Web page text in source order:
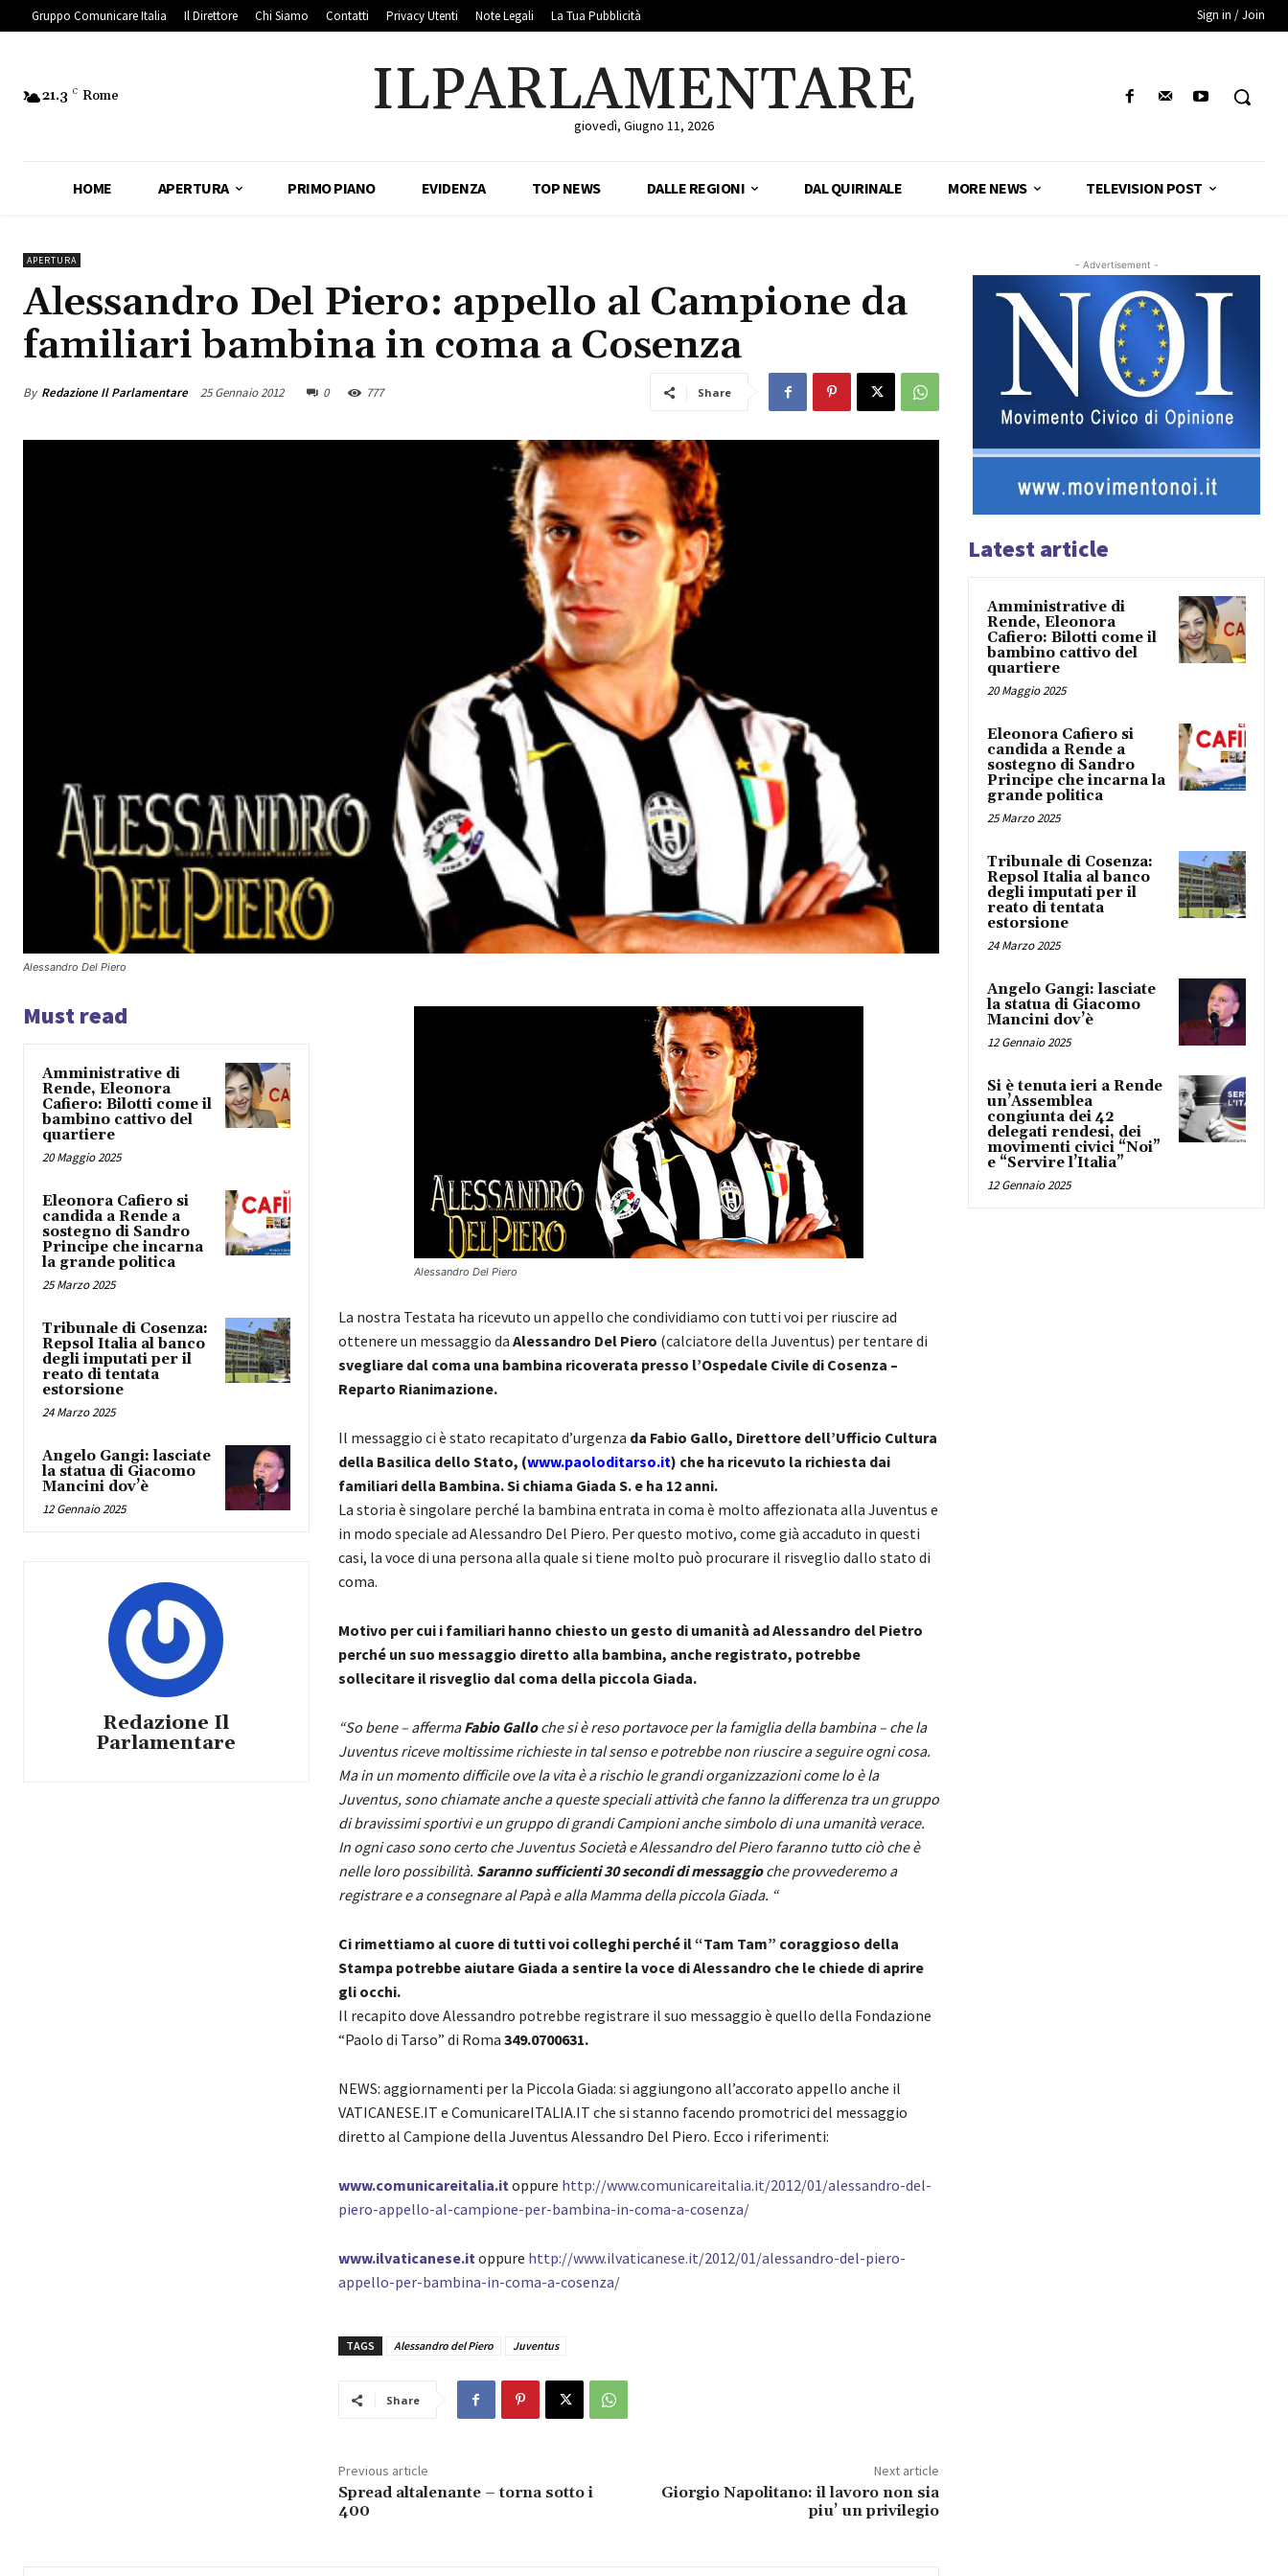
Gruppo Comunicare Italia Il Direttore Chi Siamo Contatti Privacy Utenti Note Legali La Tua Pubblicità Sign in / Join
21.3 C Rome ILPARLAMENTARE
giovedì, Giugno 11, 2026
HOME APERTURA PRIMO PIANO EVIDENZA TOP NEWS DALLE REGIONI DAL QUIRINALE MORE NEWS TELEVISION POST
APERTURA
Alessandro Del Piero: appello al Campione da
familiari bambina in coma a Cosenza
By Redazione Il Parlamentare 25 Gennaio 2012 0 777 Share
Alessandro Del Piero
Must read
Amministrative di
Rende, Eleonora
Cafiero: Bilotti come il
bambino cattivo del
quartiere
20 Maggio 2025
Eleonora Cafiero si
candida a Rende a
sostegno di Sandro
Principe che incarna
la grande politica
25 Marzo 2025
Tribunale di Cosenza:
Repsol Italia al banco
degli imputati per il
reato di tentata
estorsione
24 Marzo 2025
Angelo Gangi: lasciate
la statua di Giacomo
Mancini dov’è
12 Gennaio 2025
Redazione Il
Parlamentare
Alessandro Del Piero
La nostra Testata ha ricevuto un appello che condividiamo con tutti voi per riuscire ad
ottenere un messaggio da Alessandro Del Piero (calciatore della Juventus) per tentare di
svegliare dal coma una bambina ricoverata presso l’Ospedale Civile di Cosenza –
Reparto Rianimazione.
Il messaggio ci è stato recapitato d’urgenza da Fabio Gallo, Direttore dell’Ufficio Cultura
della Basilica dello Stato, (www.paoloditarso.it) che ha ricevuto la richiesta dai
familiari della Bambina. Si chiama Giada S. e ha 12 anni.
La storia è singolare perché la bambina entrata in coma è molto affezionata alla Juventus e
in modo speciale ad Alessandro Del Piero. Per questo motivo, come già accaduto in questi
casi, la voce di una persona alla quale si tiene molto può procurare il risveglio dallo stato di
coma.
Motivo per cui i familiari hanno chiesto un gesto di umanità ad Alessandro del Pietro
perché un suo messaggio diretto alla bambina, anche registrato, potrebbe
sollecitare il risveglio dal coma della piccola Giada.
“So bene – affermaFabio Galloche si è reso portavoce per la famiglia della bambina – che la
Juventus riceve moltissime richieste in tal senso e potrebbe non riuscire a seguire ogni cosa.
Ma in un momento difficile ove la vita è a rischio le grandi organizzazioni come lo è la
Juventus, sono chiamate anche a queste speciali attività che fanno la differenza tra un gruppo
di bravissimi sportivi e un gruppo di grandi Campioni anche simbolo di una umanità verace.
In ogni caso sono certo che Juventus Società e Alessandro del Piero faranno tutto ciò che è
nelle loro possibilità. Saranno sufficienti 30 secondi di messaggioche provvederemo a
registrare e a consegnare al Papà e alla Mamma della piccola Giada. “
Ci rimettiamo al cuore di tutti voi colleghi perché il “Tam Tam” coraggioso della
Stampa potrebbe aiutare Giada a sentire la voce di Alessandro che le chiede di aprire
gli occhi.
Il recapito dove Alessandro potrebbe registrare il suo messaggio è quello della Fondazione
“Paolo di Tarso” di Roma 349.0700631.
NEWS: aggiornamenti per la Piccola Giada: si aggiungono all’accorato appello anche il
VATICANESE.IT e ComunicareITALIA.IT che si stanno facendo promotrici del messaggio
diretto al Campione della Juventus Alessandro Del Piero. Ecco i riferimenti:
www.comunicareitalia.itoppure http://www.comunicareitalia.it/2012/01/alessandro-del-
piero-appello-al-campione-per-bambina-in-coma-a-cosenza/
www.ilvaticanese.itoppure http://www.ilvaticanese.it/2012/01/alessandro-del-piero-
appello-per-bambina-in-coma-a-cosenza/
TAGS Alessandro del Piero Juventus
Share
Previous article
Spread altalenante – torna sotto i
400
Next article
Giorgio Napolitano: il lavoro non sia
piu’ un privilegio
- Advertisement -
Latest article
Amministrative di
Rende, Eleonora
Cafiero: Bilotti come il
bambino cattivo del
quartiere
20 Maggio 2025
Eleonora Cafiero si
candida a Rende a
sostegno di Sandro
Principe che incarna la
grande politica
25 Marzo 2025
Tribunale di Cosenza:
Repsol Italia al banco
degli imputati per il
reato di tentata
estorsione
24 Marzo 2025
Angelo Gangi: lasciate
la statua di Giacomo
Mancini dov’è
12 Gennaio 2025
Si è tenuta ieri a Rende
un’Assemblea
congiunta dei 42
delegati rendesi, dei
movimenti civici “Noi”
e “Servire l’Italia”
12 Gennaio 2025